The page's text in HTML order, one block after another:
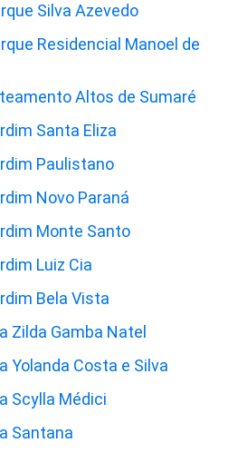
Silva Azevedo
Residencial Manoel de
Altos de Sumaré
Santa Eliza
Paulistano
Novo Paraná
Monte Santo
Luiz Cia
Bela Vista
Zilda Gamba Natel
Yolanda Costa e Silva
Scylla Médici
Santana